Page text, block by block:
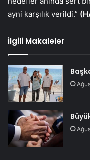
ayni karşılık verildi.”
İlgili Makaleler